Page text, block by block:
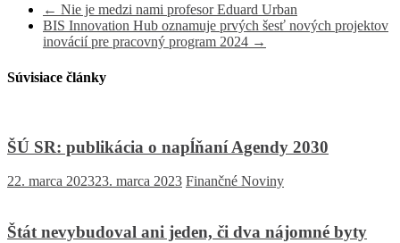
← Nie je medzi nami profesor Eduard Urban
BIS Innovation Hub oznamuje prvých šesť nových projektov
inovácií pre pracovný program 2024 →
Súvisiace články
ŠÚ SR: publikácia o napĺňaní Agendy 2030
22. marca 202323. marca 2023 Finančné Noviny
Štát nevybudoval ani jeden, či dva nájomné byty